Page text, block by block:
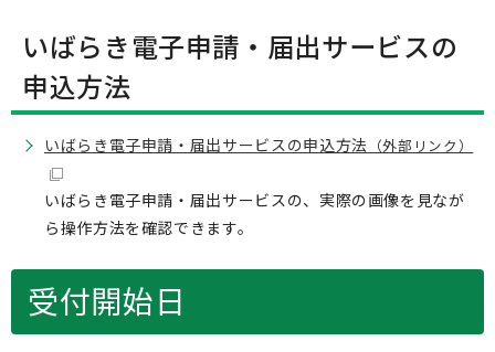
いばらき電子申請・届出サービスの
申込方法
いばらき電子申請・届出サービスの申込方法 （外部リンク）
いばらき電子申請・届出サービスの、実際の画像を見なが
ら操作方法を確認できます。
受付開始日